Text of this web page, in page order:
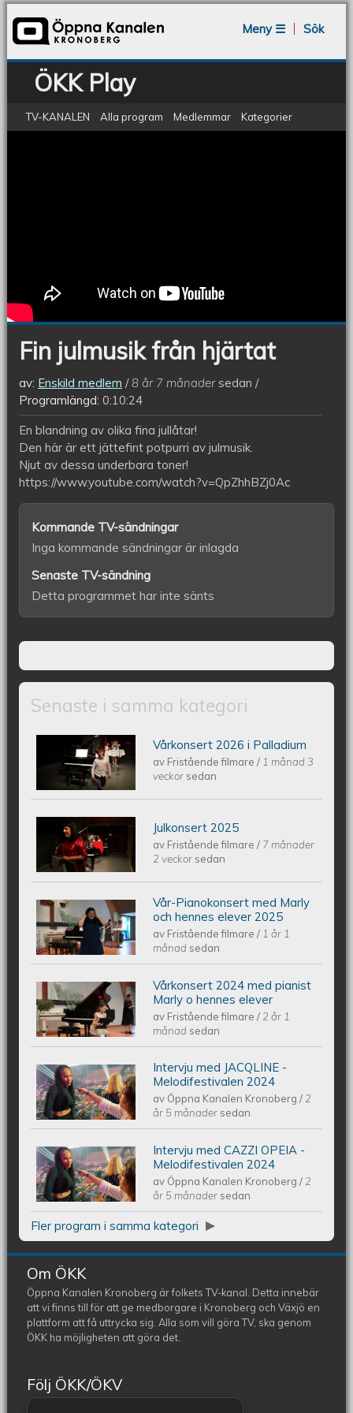
Meny ☰
Sök
ÖKK Play
TV-KANALEN Alla program Medlemmar Kategorier
Fin julmusik från hjärtat
av: Enskild medlem 8 år 7 månadersedan
Programlängd: 0:10:24
En blandning av olika fina jullåtar!
Den här är ett jättefint potpurri av julmusik.
Njut av dessa underbara toner!
https://www.youtube.com/watch?v=QpZhhBZj0Ac
Kommande TV-sändningar
Inga kommande sändningar är inlagda
Senaste TV-sändning
Detta programmet har inte sänts
Senaste i samma kategori
Piano Marly Azevedo Andersson
Vårkonsert PALLADIUM 2026 06 10
Vårkonsert 2026 i Palladium
av Fristående filmare/ 1 månad 3
veckor sedan
Piano Marly Azevedo Andersson
Julkonsert PALLADIUM 251206
Julkonsert 2025
av Fristående filmare/ 7 månader
2 veckor sedan
Piano Marly Azevedo Andersson
Vårkonsert EQUMkyrkan 250607
Vår-Pianokonsert med Marly
och hennes elever 2025
av Fristående filmare/ 1 år 1
månad sedan
Piano Marly Azevedo Andersson
Vårkonsert EQUMENIAkyrkan
240608
Vårkonsert 2024 med pianist
Marly o hennes elever
av Fristående filmare/ 2 år 1
månad sedan
Intervju med JACQLINE -
Melodifestivalen 2024
Intervju med JACQLINE -
Melodifestivalen 2024
av Öppna Kanalen Kronoberg/ 2
år 5 månader sedan
Intervju med CAZZI OPEIA -
Melodifestivalen 2024
Intervju med CAZZI OPEIA -
Melodifestivalen 2024
av Öppna Kanalen Kronoberg/ 2
år 5 månader sedan
Fler program i samma kategori
Om ÖKK
Öppna Kanalen Kronoberg är folkets TV-kanal. Detta innebär
att vi finns till för att ge medborgare i Kronoberg och Växjö en
plattform att få uttrycka sig. Alla som vill göra TV, ska genom
ÖKK ha möjligheten att göra det.
Följ ÖKK/ÖKV